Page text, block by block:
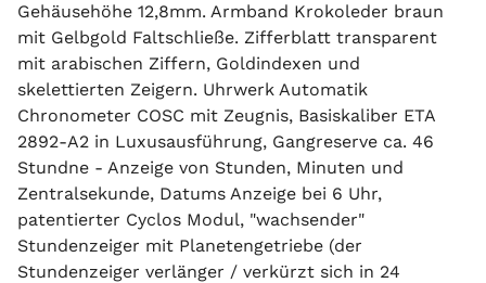
Gehäusehöhe 12,8mm. Armband Krokoleder braun
mit Gelbgold Faltschließe. Zifferblatt transparent
mit arabischen Ziffern, Goldindexen und
skelettierten Zeigern. Uhrwerk Automatik
Chronometer COSC mit Zeugnis, Basiskaliber ETA
2892-A2 in Luxusausführung, Gangreserve ca. 46
Stundne - Anzeige von Stunden, Minuten und
Zentralsekunde, Datums Anzeige bei 6 Uhr,
patentierter Cyclos Modul, "wachsender"
Stundenzeiger mit Planetengetriebe (der
Stundenzeiger verlänger / verkürzt sich in 24